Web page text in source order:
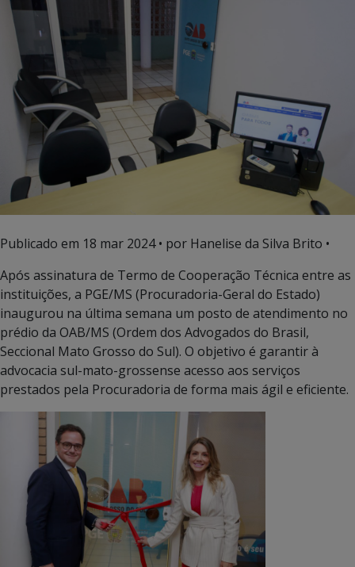
Publicado em 18 mar 2024• por Hanelise da Silva Brito •
Após assinatura de Termo de Cooperação Técnica entre as
instituições, a PGE/MS (Procuradoria-Geral do Estado)
inaugurou na última semana um posto de atendimento no
prédio da OAB/MS (Ordem dos Advogados do Brasil,
Seccional Mato Grosso do Sul). O objetivo é garantir à
advocacia sul-mato-grossense acesso aos serviços
prestados pela Procuradoria de forma mais ágil e eficiente.